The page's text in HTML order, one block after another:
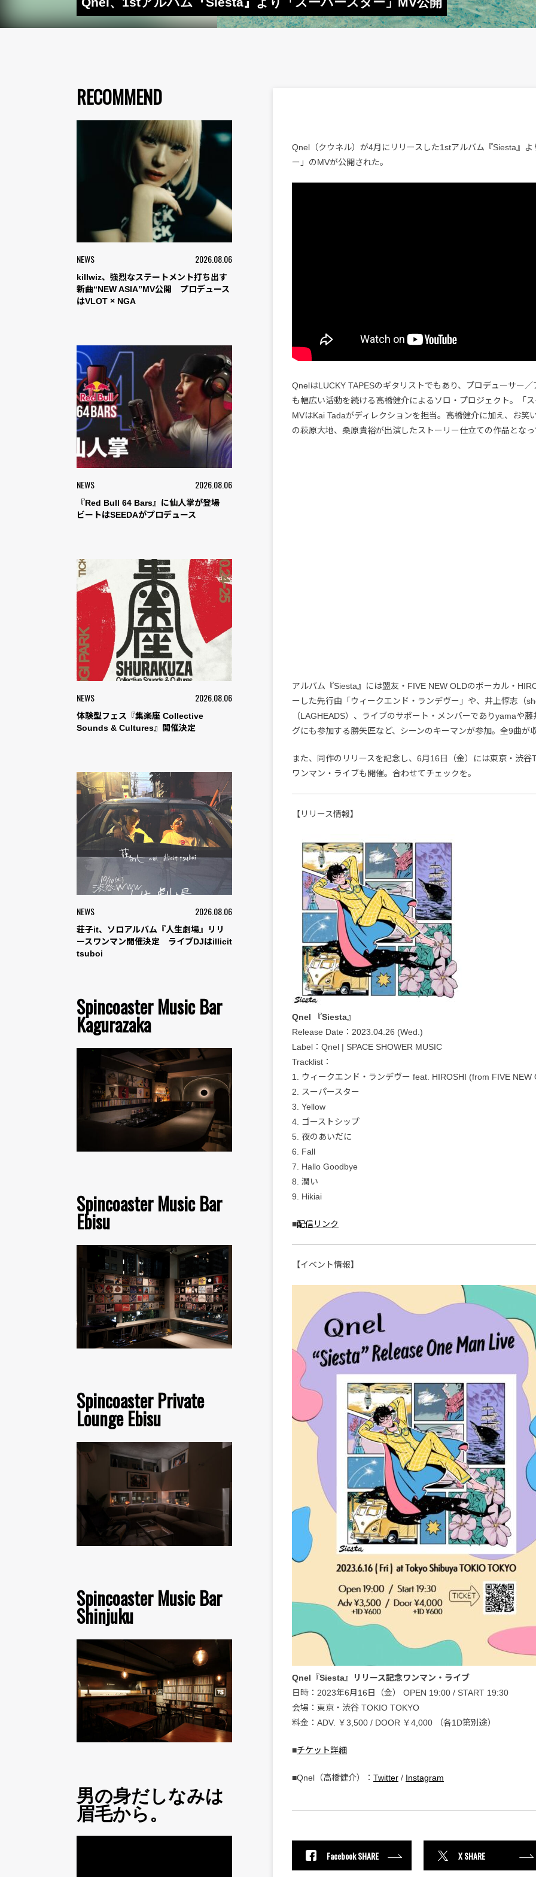
RECOMMEND
NEWS 2026.08.06
killwiz、強烈なステートメント打ち出す
新曲“NEW ASIA”MV公開 プロデュース
はVLOT × NGA
NEWS 2026.08.06
『Red Bull 64 Bars』に仙人掌が登場
ビートはSEEDAがプロデュース
NEWS 2026.08.06
体験型フェス『集楽座 Collective
Sounds & Cultures』開催決定
NEWS 2026.08.06
荘子it、ソロアルバム『人生劇場』リリ
ースワンマン開催決定 ライブDJはillicit
tsuboi
Spincoaster Music Bar
Kagurazaka
Spincoaster Music Bar
Ebisu
Spincoaster Private
Lounge Ebisu
Spincoaster Music Bar
Shinjuku
男の身だしなみは
眉毛から。
Qnel（クウネル）が4月にリリースした1stアルバム『Siesta』よ
ー」のMVが公開された。
QnelはLUCKY TAPESのギタリストでもあり、プロデューサー
も幅広い活動を続ける高橋健介によるソロ・プロジェクト。「
MVはKai Tadaがディレクションを担当。高橋健介に加え、お笑
の萩原大地、桑原貴裕が出演したストーリー仕立ての作品とな
アルバム『Siesta』には盟友・FIVE NEW OLDのボーカル・
ーした先行曲「ウィークエンド・ランデヴー」や、井上惇志（
（LAGHEADS）、ライブのサポート・メンバーでありyamaや
グにも参加する勝矢匠など、シーンのキーマンが参加。全9曲が
また、同作のリリースを記念し、6月16日（金）には東京・渋谷
ワンマン・ライブも開催。合わせてチェックを。
【リリース情報】
Qnel 『Siesta』
Release Date：2023.04.26 (Wed.)
Label：Qnel | SPACE SHOWER MUSIC
Tracklist：
1. ウィークエンド・ランデヴー feat. HIROSHI (from FIVE NEW
2. スーパースター
3. Yellow
4. ゴーストシップ
5. 夜のあいだに
6. Fall
7. Hallo Goodbye
8. 潤い
9. Hikiai
■配信リンク
【イベント情報】
Qnel『Siesta』リリース記念ワンマン・ライブ
日時：2023年6月16日（金） OPEN 19:00 / START 19:30
会場：東京・渋谷 TOKIO TOKYO
料金：ADV. ￥3,500 / DOOR ￥4,000 （各1D第別途）
■チケット詳細
■Qnel（高橋健介）： Twitter / Instagram
Facebook SHARE X SHARE